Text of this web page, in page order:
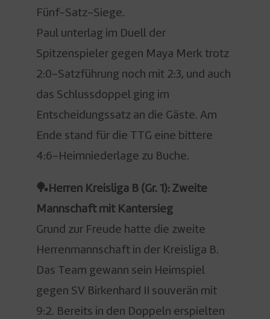
Fünf-Satz-Siege.
Paul unterlag im Duell der
Spitzenspieler gegen Maya Merk trotz
2:0-Satzführung noch mit 2:3, und auch
das Schlussdoppel ging im
Entscheidungssatz an die Gäste. Am
Ende stand für die TTG eine bittere
4:6-Heimniederlage zu Buche.
🏓Herren Kreisliga B (Gr. 1): Zweite
Mannschaft mit Kantersieg
Grund zur Freude hatte die zweite
Herrenmannschaft in der Kreisliga B.
Das Team gewann sein Heimspiel
gegen SV Birkenhard II souverän mit
9:2. Bereits in den Doppeln erspielten